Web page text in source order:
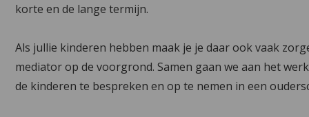
korte en de lange termijn.
Als jullie kinderen hebben maak je je daar ook vaak
mediator op de voorgrond. Samen gaan we aan het
de kinderen te bespreken en op te nemen in een